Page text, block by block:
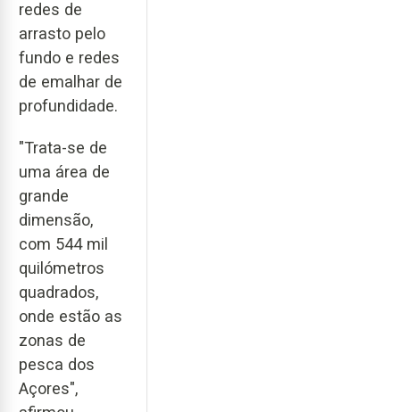
redes de
arrasto pelo
fundo e redes
de emalhar de
profundidade.
"Trata-se de
uma área de
grande
dimensão,
com 544 mil
quilómetros
quadrados,
onde estão as
zonas de
pesca dos
Açores",